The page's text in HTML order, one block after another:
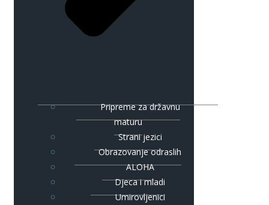
Pripreme za državnu
maturu
Strani jezici
Obrazovanje odraslih
ALOHA
Djeca i mladi
Umirovljenici